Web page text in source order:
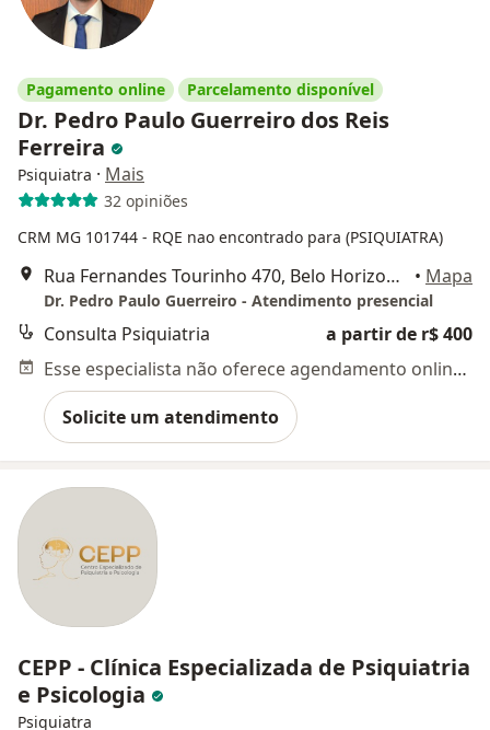
Pagamento online Parcelamento disponível
Dr. Pedro Paulo Guerreiro dos Reis
Ferreira
Psiquiatra · Mais
32 opiniões
CRM MG 101744 - RQE nao encontrado para (PSIQUIATRA)
Rua Fernandes Tourinho 470, Belo Horizonte • Mapa
Dr. Pedro Paulo Guerreiro - Atendimento presencial
Consulta Psiquiatria
a partir de r$ 400
Esse especialista não oferece agendamento online para esse endereço.
Solicite um atendimento
CEPP - Clínica Especializada de Psiquiatria
e Psicologia
Psiquiatra